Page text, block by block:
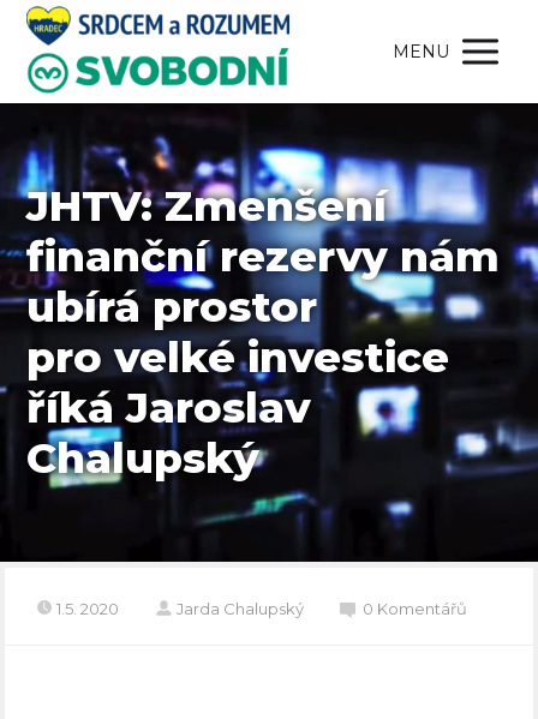
MENU
JHTV: Zmenšení
finanční rezervy nám
ubírá prostor
pro velké investice
říká Jaroslav
Chalupský
1.5. 2020 Jarda Chalupský 0 Komentářů